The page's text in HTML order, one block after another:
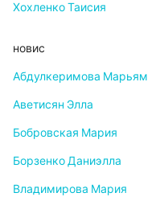
Хохленко Таисия
новис
Абдулкеримова Марьям
Аветисян Элла
Бобровская Мария
Борзенко Даниэлла
Владимирова Мария